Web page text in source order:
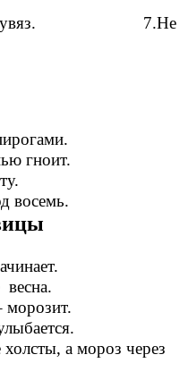
земле увяз. 7.Не
гноит.
восемь.
весна.
морозит.
а мороз через